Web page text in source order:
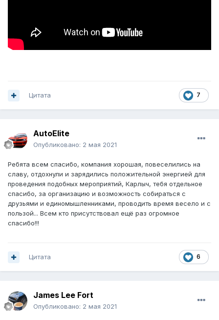
7
Цитата
AutoElite
Опубликовано: 2 мая 2021
Ребята всем спасибо, компания хорошая, повеселились на
славу, отдохнули и зарядились положительной энергией для
проведения подобных мероприятий, Карлыч, тебя отдельное
спасибо, за организацию и возможность собираться с
друзьями и единомышленниками, проводить время весело и с
пользой... Всем кто присутствовал ещё раз огромное
спасибо!!!
6
Цитата
James Lee Fort
Опубликовано: 2 мая 2021